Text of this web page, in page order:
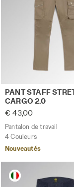
Pantalon de
PANT STAFF
CARGO 2.0
€ 43,00
Pantalon de travail
4 Couleurs
Nouveautés